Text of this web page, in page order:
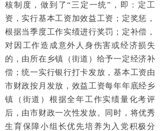
核制度，做到了“三定一统”，即：定工
资，实行基本工资加效益工资；定奖惩，
根据当季度工作实绩进行奖罚；定补偿，
对因工作造成意外人身伤害或经济损失
的，由所在乡镇（街道）给予一定经济补
偿；统一实行银行打卡发放，基本工资由
市财政按月发放，效益工资每年年底经乡
镇（街道）根据全年工作实绩量化考评
后，由市财政一次性发放。同时，将优秀
生育保障小组长优先培养为入党积极分